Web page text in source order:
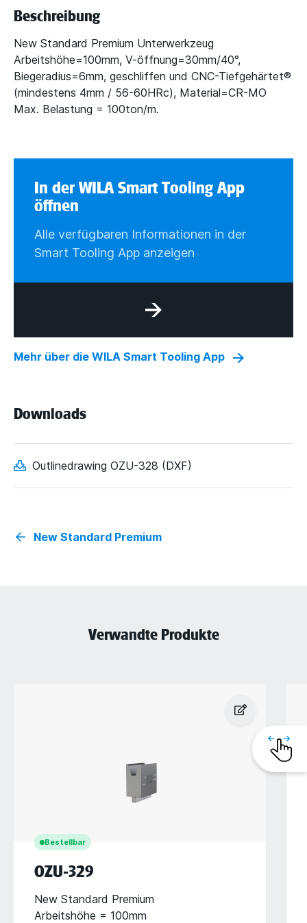
Beschreibung
New Standard Premium Unterwerkzeug
Arbeitshöhe=100mm, V-öffnung=30mm/40°,
Biegeradius=6mm, geschliffen und CNC-Tiefgehärtet®
(mindestens 4mm / 56-60HRc), Material=CR-MO
Max. Belastung = 100ton/m.
In der WILA Smart Tooling App
öffnen
Alle verfügbaren Informationen in der
Smart Tooling App anzeigen
Mehr über die WILA Smart Tooling App
Downloads
Outlinedrawing OZU-328 (DXF)
New Standard Premium
Verwandte Produkte
Bestellbar
OZU-329
New Standard Premium
Arbeitshöhe = 100mm